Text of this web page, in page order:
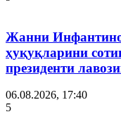
Жанни
ҳуқуқларини
президенти
06.08.2026, 17:40
5